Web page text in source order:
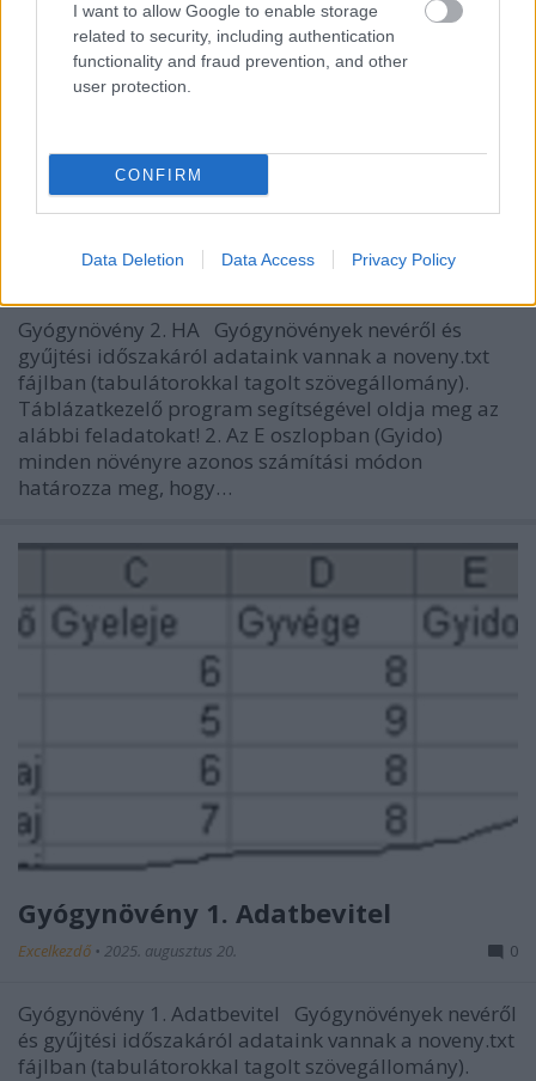
I want to allow Google to enable storage
related to security, including authentication
functionality and fraud prevention, and other
user protection.
CONFIRM
Data Deletion Data Access Privacy Policy
Excelkezdő•2025. augusztus 21.
Gyógynövény 2. HA Gyógynövények nevéről és
gyűjtési időszakáról adataink vannak a noveny.txt
fájlban (tabulátorokkal tagolt szövegállomány).
Táblázatkezelő program segítségével oldja meg az
alábbi feladatokat! 2. Az E oszlopban (Gyido)
minden növényre azonos számítási módon
határozza meg, hogy…
Gyógynövény 1. Adatbevitel
Excelkezdő • 2025. augusztus 20. 0
Gyógynövény 1. Adatbevitel Gyógynövények nevéről
és gyűjtési időszakáról adataink vannak a noveny.txt
fájlban (tabulátorokkal tagolt szövegállomány).